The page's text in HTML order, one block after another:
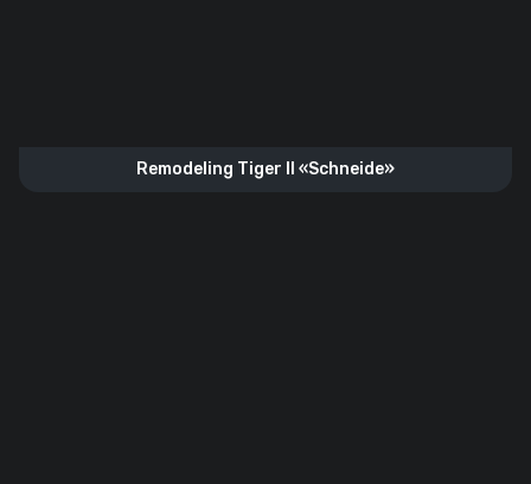
Remodeling Tiger II «Schneide»